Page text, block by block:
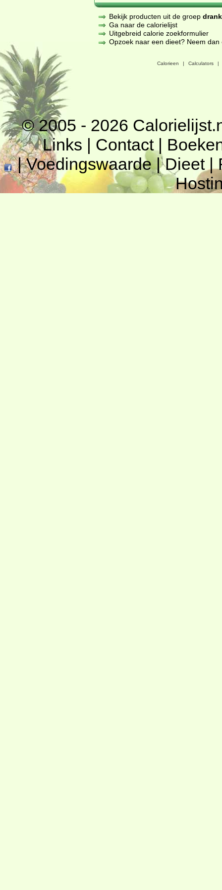
Bekijk producten uit de groep
Ga naar de calorielijst
Uitgebreid calorie zoekformulier
Opzoek naar een dieet? Neem
Calorieen | Calculators |
© 2005 - 2026
Links | Contact|
|Voedingswaarde|Dieet|